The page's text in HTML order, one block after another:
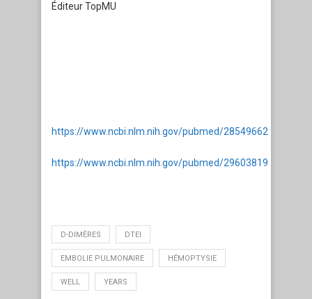
Éditeur TopMU
https://www.ncbi.nlm.nih.gov/pubmed/28549662
https://www.ncbi.nlm.nih.gov/pubmed/29603819
D-DIMÈRES DTEI
EMBOLIE PULMONAIRE HÉMOPTYSIE
WELL YEARS